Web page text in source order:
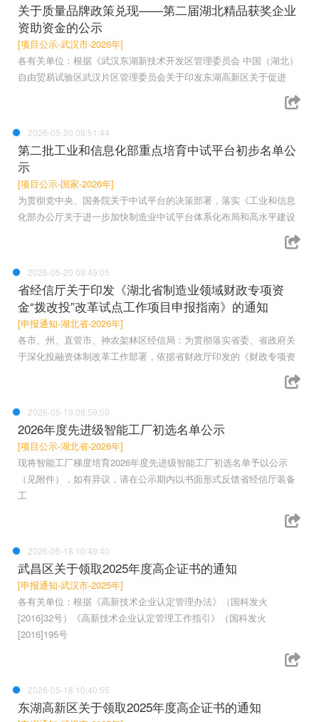
关于质量品牌政策兑现——第二届湖北精品获奖企业
资助资金的公示
[项目公示-武汉市-2026年]
各有关单位：根据《武汉东湖新技术开发区管理委员会 中国（湖北）
自由贸易试验区武汉片区管理委员会关于印发东湖高新区关于促进
2026-05-20 09:51:44
第二批工业和信息化部重点培育中试平台初步名单公
示
[项目公示-国家-2026年]
为贯彻党中央、国务院关于中试平台的决策部署，落实《工业和信息
化部办公厅关于进一步加快制造业中试平台体系化布局和高水平建设
2026-05-20 09:49:05
省经信厅关于印发《湖北省制造业领域财政专项资
金“拨改投”改革试点工作项目申报指南》的通知
[申报通知-湖北省-2026年]
各市、州、直管市、神农架林区经信局：为贯彻落实省委、省政府关
于深化投融资体制改革工作部署，依据省财政厅印发的《财政专项资
2026-05-19 08:59:50
2026年度先进级智能工厂初选名单公示
[项目公示-湖北省-2026年]
现将智能工厂梯度培育2026年度先进级智能工厂初选名单予以公示
（见附件），如有异议，请在公示期内以书面形式反馈省经信厅装备
工
2026-05-18 10:49:40
武昌区关于领取2025年度高企证书的通知
[申报通知-武汉市-2025年]
各有关单位：根据《高新技术企业认定管理办法》（国科发火
[2016]32号）《高新技术企业认定管理工作指引》（国科发火
[2016]195号
2026-05-18 10:40:55
东湖高新区关于领取2025年度高企证书的通知